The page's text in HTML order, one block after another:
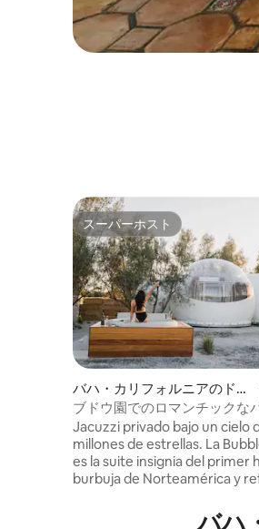
スーパーホスト
スーパーホスト
バハ・カリフォルニアのドー
ムハウス
ブドウ園でのロマンチックな
ンピング（ジャグジー付き）
Jacuzzi privado bajo un cielo
millones de estrellas. La
es la suite insignia del primer
burbuja de Norteamérica y
transparente con vista de 180°
バハ